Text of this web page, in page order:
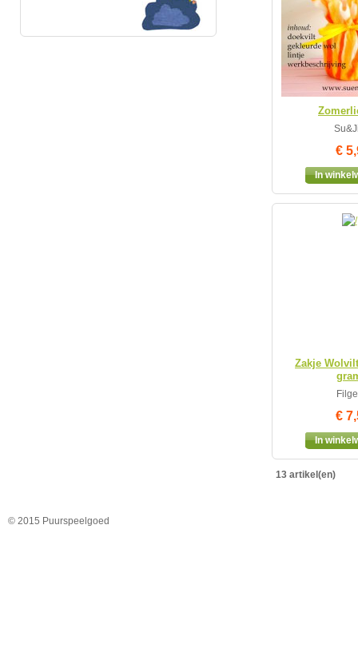
€
In
Zakje
€
In
13 artikel(en)
© 2015 Puurspeelgoed